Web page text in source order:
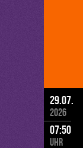
29.07.
2026
07:50
Uhr